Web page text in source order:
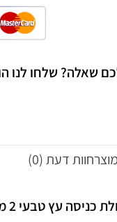
שאלה? שלחו לנו
חוות דעת (0)
עץ טבעי 2 מגירות דגם "וינה" 100 ס"מ.